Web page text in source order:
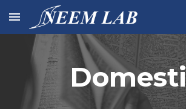
Skip to main content